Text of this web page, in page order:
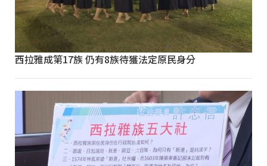
西拉雅成第17族 仍有8族待獲法定原民身分